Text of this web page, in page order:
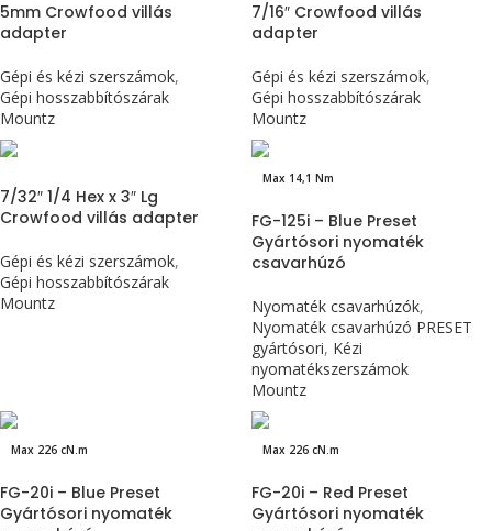
5mm Crowfood villás
adapter
Gépi és kézi szerszámok,
Gépi hosszabbítószárak
Mountz
7/16″ Crowfood villás
adapter
Gépi és kézi szerszámok,
Gépi hosszabbítószárak
Mountz
7/32″ 1/4 Hex x 3″ Lg
Crowfood villás adapter
Gépi és kézi szerszámok,
Gépi hosszabbítószárak
Mountz
Max 14,1 Nm
FG-125i – Blue Preset
Gyártósori nyomaték
csavarhúzó
Nyomaték csavarhúzók,
Nyomaték csavarhúzó PRESET
gyártósori, Kézi
nyomatékszerszámok
Mountz
Max 226 cN.m
FG-20i – Blue Preset
Gyártósori nyomaték
Max 226 cN.m
FG-20i – Red Preset
Gyártósori nyomaték